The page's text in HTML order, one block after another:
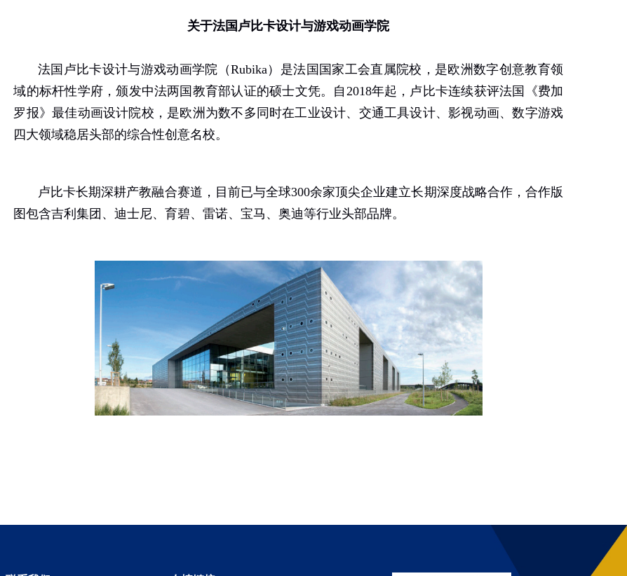
关于法国卢比卡设计与游戏动画学院
法国卢比卡设计与游戏动画学院（Rubika）是法国国家工会直属院校，是欧洲数字创意教育领
域的标杆性学府，颁发中法两国教育部认证的硕士文凭。自 2018年起，卢比卡连续获评法国《费加
罗报》最佳动画设计院校，是欧洲为数不多同时在工业设计、交通工具设计、影视动画、数字游戏
四大领域稳居头部的综合性创意名校。
卢比卡长期深耕产教融合赛道，目前已与全球300余家顶尖企业建立长期深度战略合作，合作版
图包含吉利集团、迪士尼、育碧、雷诺、宝马、奥迪等行业头部品牌。